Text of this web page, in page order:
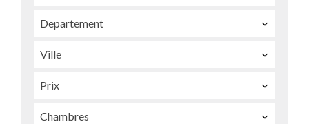
Departement
Ville
Prix
Chambres